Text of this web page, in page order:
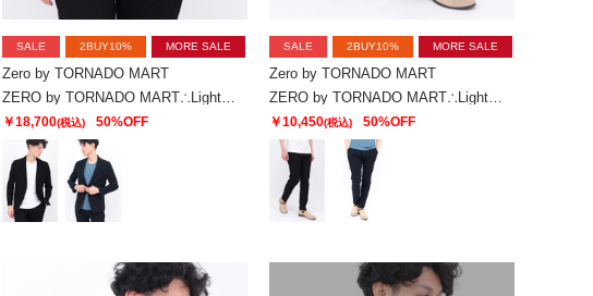
SALE 2BUY10% MORE SALE
Zero by TORNADO MART
￥18,700(税込) 50%OFF
SALE 2BUY10% MORE SALE
Zero by TORNADO MART
￥10,450(税込) 50%OFF